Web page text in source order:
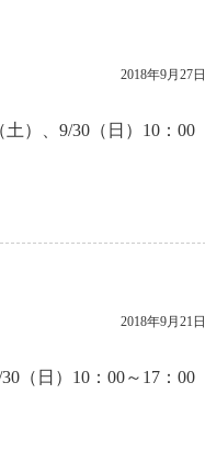
2018年9月27日
）、9/30（日）10：00
2018年9月21日
（日）10：00～17：00